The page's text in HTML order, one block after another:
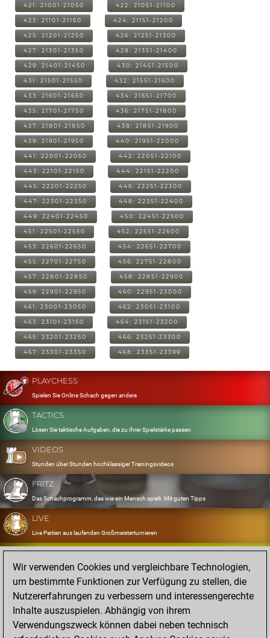
421: 21001-21050 422: 21051-21100
423: 21101-21150 424: 21151-21200
425: 21201-21250 426: 21251-21300
427: 21301-21350 428: 21351-21400
429: 21401-21450 430: 21451-21500
431: 21501-21550 432: 21551-21600
433: 21601-21650 434: 21651-21700
435: 21701-21750 436: 21751-21800
437: 21801-21850 438: 21851-21900
439: 21901-21950 440: 21951-22000
441: 22001-22050 442: 22051-22100
443: 22101-22150 444: 22151-22200
445: 22201-22250 446: 22251-22300
447: 22301-22350 448: 22351-22400
449: 22401-22450 450: 22451-22500
451: 22501-22550 452: 22551-22600
453: 22601-22650 454: 22651-22700
455: 22701-22750 456: 22751-22800
457: 22801-22850 458: 22851-22900
459: 22901-22950 460: 22951-23000
461: 23001-23050 462: 23051-23100
463: 23101-23150 464: 23151-23200
465: 23201-23250 466: 23251-23300
467: 23301-23350 468: 23351-23399
PLAYCHESS
Spielen Sie Online Schach gegen andere
TACTICS
Lösen Sie taktische Aufgaben, die zu Ihrer Spielstärke passen
VIDEOS
Stunden über Stunden hochklassiger Trainingsvideos
FRITZ
Das Schachprogramm, das wie ein Mensch spielt. Mit guten Tipps
LIVE
Live Partien aus laufenden Großmeisterturnieren
OPENINGS
Erfassen und Üben Sie Ihr Eröffnungsrepertoire
DATABASE
Acht Millionen starke Partien
MYGAMES
Speichern und analysieren Sie eigene Partien in der Cloud
Wir verwenden Cookies und vergleichbare Technologien,
um bestimmte Funktionen zur Verfügung zu stellen, die
Nutzererfahrungen zu verbessern und interessengerechte
Inhalte auszuspielen. Abhängig von ihrem
Verwendungszweck können dabei neben technisch